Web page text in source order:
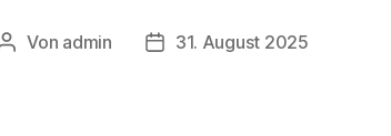
Beitragsautor
Von admin Veröffentlichungsdatum
31. August 2025